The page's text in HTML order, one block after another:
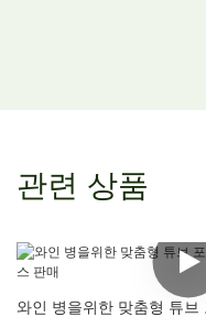
관련 상품
와인 병을위한 맞춤형 튜브